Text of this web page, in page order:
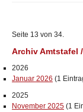
Seite 13 von 34.
Archiv Amtstafel
2026
Januar 2026 (1
2025
November 2025 (1